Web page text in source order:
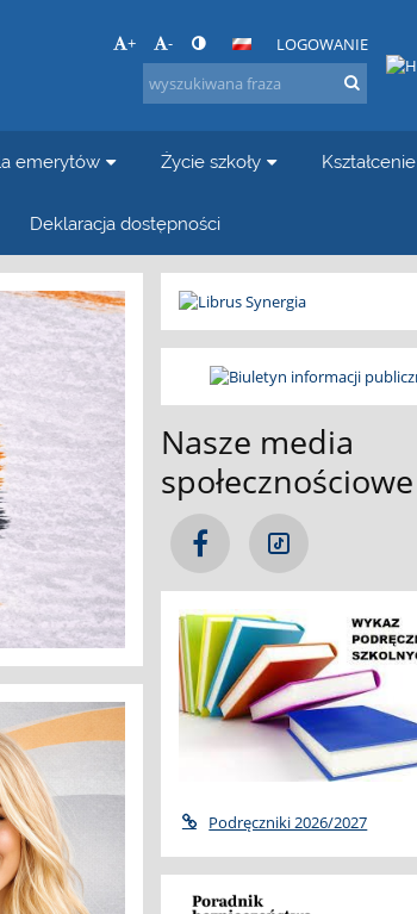
+ - LOGOWANIE
emerytów Życie szkoły Kształcenie
Deklaracja dostępności
Nasze media
społecznościowe
Podręczniki 2026/2027